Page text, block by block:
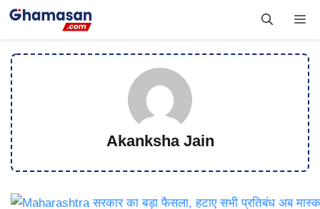
Skip
Akanksha Jain